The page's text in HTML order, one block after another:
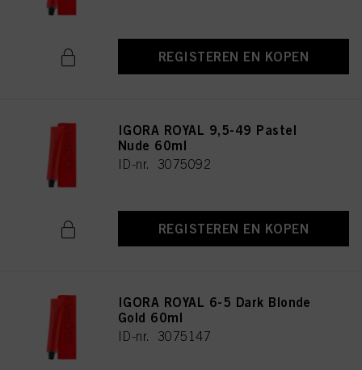
REGISTEREN EN KOPEN
IGORA ROYAL 9,5-49 Pastel
Nude 60ml
ID-nr. 3075092
REGISTEREN EN KOPEN
IGORA ROYAL 6-5 Dark Blonde
Gold 60ml
ID-nr. 3075147